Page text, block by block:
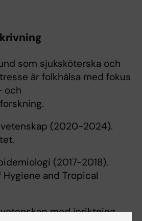
som sjuksköterska och
är folkhälsa med fokus
och
(2020-2024).
(2017-2018).
and Tropical
med inriktning